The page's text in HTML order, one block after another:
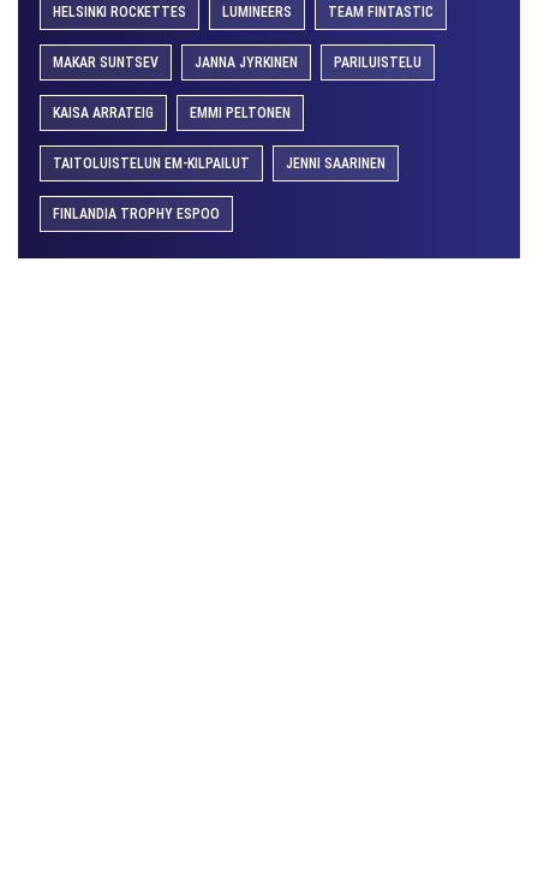
HELSINKI ROCKETTES LUMINEERS TEAM FINTASTIC
MAKAR SUNTSEV JANNA JYRKINEN PARILUISTELU
KAISA ARRATEIG EMMI PELTONEN
TAITOLUISTELUN EM-KILPAILUT JENNI SAARINEN
FINLANDIA TROPHY ESPOO